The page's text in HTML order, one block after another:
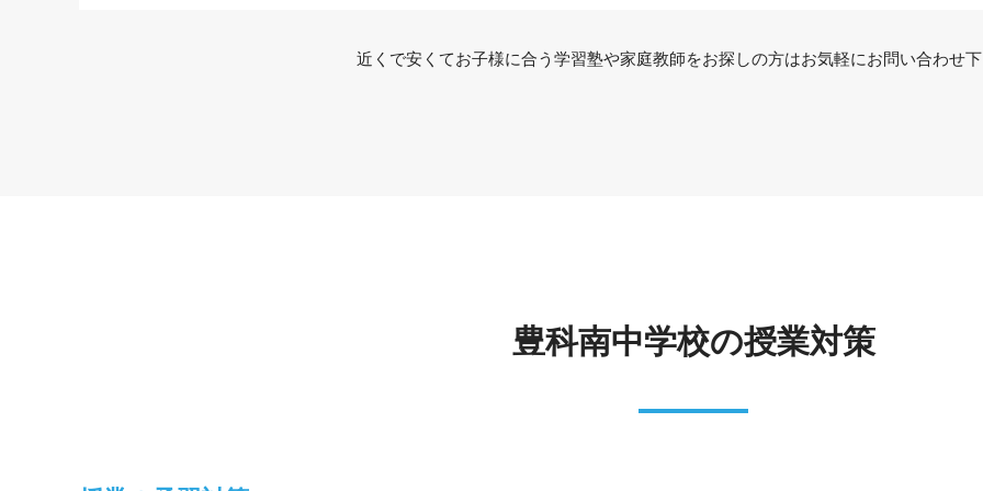
近くで安くてお子様に合う学習塾や家庭教師をお探しの方はお気軽にお問い合わせ
豊科南中学校の授業対策